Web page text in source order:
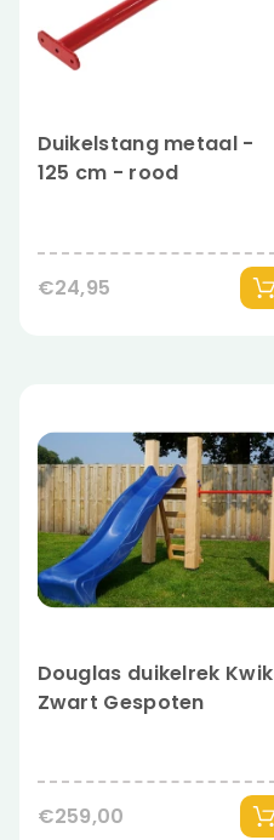
Duikelstang metaal -
125 cm - rood
€24,95
Douglas duikelrek Kwik
Zwart Gespoten
€259,00